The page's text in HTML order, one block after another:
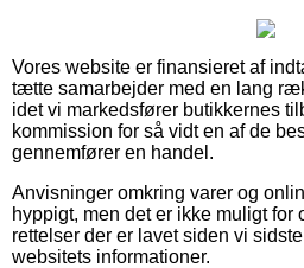
Vores website er finansieret af
tætte samarbejder med en lang
idet vi markedsfører butikkernes
kommission for så vidt en af de
gennemfører en handel.
Anvisninger omkring varer og
hyppigt, men det er ikke muligt for
rettelser der er lavet siden vi
websitets informationer.